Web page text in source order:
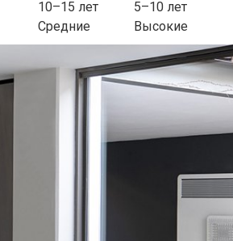
10–15 лет
5–10 лет
Средние Высокие